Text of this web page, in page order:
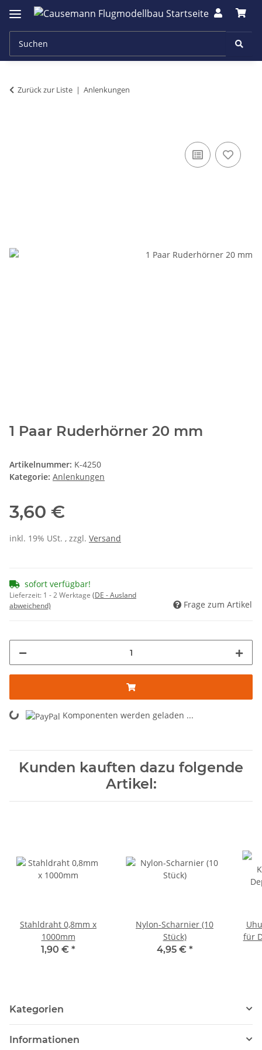
Zurück zur Liste Anlenkungen
1 Paar Ruderhörner 20 mm
Artikelnummer: K-4250
Kategorie: Anlenkungen
3,60 €
inkl. 19% USt. , zzgl. Versand
sofort verfügbar!
Lieferzeit: 1 - 2 Werktage (DE - Ausland
abweichend)
Frage zum Artikel
Loading... Komponenten werden geladen ...
Kunden kauften dazu folgende
Artikel:
Stahldraht 0,8mm x
1000mm
1,90 € *
Nylon-Scharnier (10
Stück)
4,95 € *
für
Kategorien
Informationen